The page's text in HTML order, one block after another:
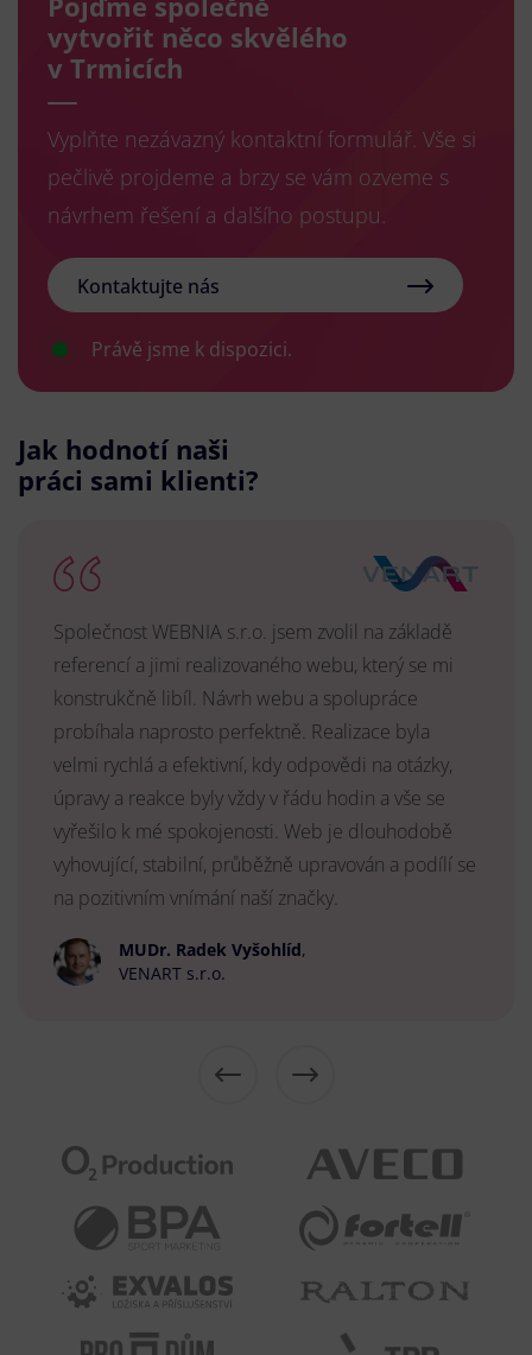
vytvořit něco skvělého
v Trmicích
Vyplňte nezávazný kontaktní formulář. Vše si
pečlivě projdeme a brzy se vám ozveme s
návrhem řešení a dalšího postupu.
Kontaktujte nás
Právě jsme k dispozici.
Jak hodnotí naši
práci sami klienti?
Společnost WEBNIA s.r.o. jsem zvolil na základě
referencí a jimi realizovaného webu, který se mi
konstrukčně libíl. Návrh webu a spolupráce
probíhala naprosto perfektně. Realizace byla
velmi rychlá a efektivní, kdy odpovědi na otázky,
úpravy a reakce byly vždy v řádu hodin a vše se
vyřešilo k mé spokojenosti. Web je dlouhodobě
vyhovující, stabilní, průběžně upravován a podílí se
na pozitivním vnímání naší značky.
MUDr. Radek Vyšohlíd,
VENART s.r.o.